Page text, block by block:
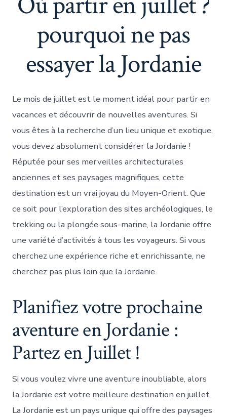
pourquoi ne pas
essayer la Jordanie
Le mois de juillet est le moment idéal pour partir en
vacances et découvrir de nouvelles aventures. Si
vous êtes à la recherche d’un lieu unique et exotique,
vous devez absolument considérer la Jordanie !
Réputée pour ses merveilles architecturales
anciennes et ses paysages magnifiques, cette
destination est un vrai joyau du Moyen-Orient. Que
ce soit pour l’exploration des sites archéologiques, le
trekking ou la plongée sous-marine, la Jordanie offre
une variété d’activités à tous les voyageurs. Si vous
cherchez une expérience riche et enrichissante, ne
cherchez pas plus loin que la Jordanie.
Planifiez votre prochaine
aventure en Jordanie :
Partez en Juillet !
Si vous voulez vivre une aventure inoubliable, alors
la Jordanie est votre meilleure destination en juillet.
La Jordanie est un pays unique qui offre des paysages